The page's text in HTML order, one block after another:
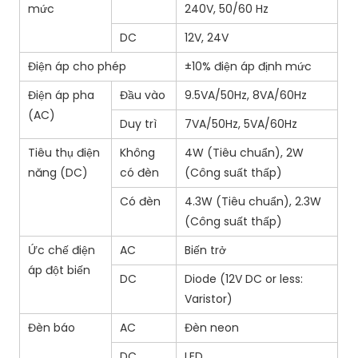
mức
240V, 50/60 Hz
DC
12V, 24V
Điện áp cho phép
±10% điện áp định mức
Điện áp pha
(AC)
Đầu vào
9.5VA/50Hz, 8VA/60Hz
Duy trì
7VA/50Hz, 5VA/60Hz
Tiêu thụ điện
năng (DC)
Không
có đèn
4W (Tiêu chuẩn), 2W
(Công suất thấp)
Có đèn
4.3W (Tiêu chuẩn), 2.3W
(Công suất thấp)
Ức chế điện
áp đột biến
AC
Biến trở
DC
Diode (12V DC or less:
Varistor)
Đèn báo
AC
Đèn neon